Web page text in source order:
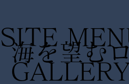
海を望む
SITE